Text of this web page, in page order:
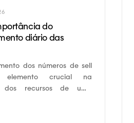
do
diário das
dos números de sell
crucial na
dos recursos de uma
a curto e longo prazo.